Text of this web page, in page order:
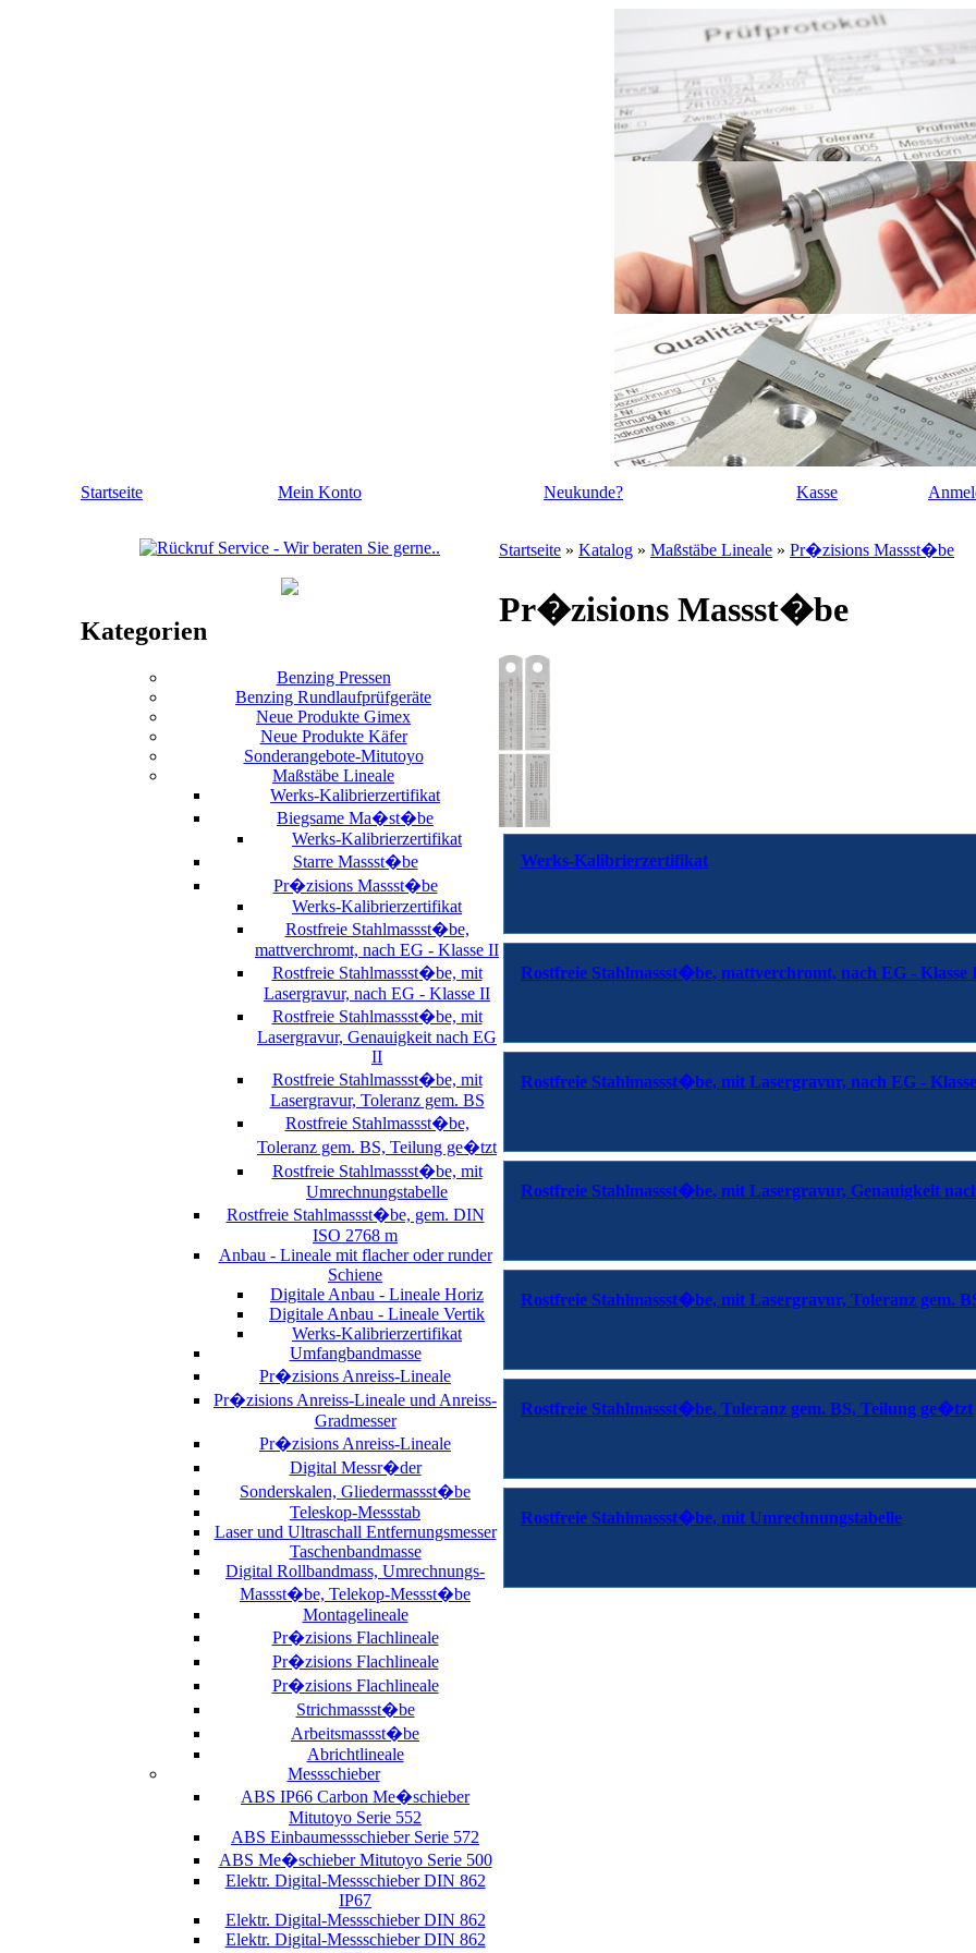
Startseite Mein Konto Neukunde? Kasse
Kategorien
Benzing Pressen
Benzing Rundlaufprüfgeräte
Neue Produkte Gimex
Neue Produkte Käfer
Sonderangebote-Mitutoyo
Maßstäbe Lineale
Werks-Kalibrierzertifikat
Biegsame Ma�st�be
Werks-Kalibrierzertifikat
Starre Massst�be
Pr�zisions Massst�be
Werks-Kalibrierzertifikat
Rostfreie Stahlmassst�be,
mattverchromt, nach EG - Klasse II
Rostfreie Stahlmassst�be, mit
Lasergravur, nach EG - Klasse II
Rostfreie Stahlmassst�be, mit
Lasergravur, Genauigkeit nach EG
II
Rostfreie Stahlmassst�be, mit
Lasergravur, Toleranz gem. BS
Rostfreie Stahlmassst�be,
Toleranz gem. BS, Teilung ge�tzt
Rostfreie Stahlmassst�be, mit
Umrechnungstabelle
Rostfreie Stahlmassst�be, gem. DIN
ISO 2768 m
Anbau - Lineale mit flacher oder runder
Schiene
Digitale Anbau - Lineale Horiz
Digitale Anbau - Lineale Vertik
Werks-Kalibrierzertifikat
Umfangbandmasse
Pr�zisions Anreiss-Lineale
Pr�zisions Anreiss-Lineale und Anreiss-
Gradmesser
Pr�zisions Anreiss-Lineale
Digital Messr�der
Sonderskalen, Gliedermassst�be
Teleskop-Messstab
Laser und Ultraschall Entfernungsmesser
Taschenbandmasse
Digital Rollbandmass, Umrechnungs-
Massst�be, Telekop-Messst�be
Montagelineale
Pr�zisions Flachlineale
Pr�zisions Flachlineale
Pr�zisions Flachlineale
Strichmassst�be
Arbeitsmassst�be
Abrichtlineale
Messschieber
ABS IP66 Carbon Me�schieber
Mitutoyo Serie 552
ABS Einbaumessschieber Serie 572
ABS Me�schieber Mitutoyo Serie 500
Elektr. Digital-Messschieber DIN 862
IP67
Elektr. Digital-Messschieber DIN 862
Elektr. Digital-Messschieber DIN 862
Startseite » Katalog » Maßstäbe Lineale » Pr�zisions Massst�be
Pr�zisions Massst�be
Werks-Kalibrierzertifikat
Rostfreie Stahlmassst�be, mattverchromt, nach EG - Klasse
Rostfreie Stahlmassst�be, mit Lasergravur, nach EG -
Rostfreie Stahlmassst�be, mit Lasergravur, Genauigkeit
Rostfreie Stahlmassst�be, mit Lasergravur, Toleranz gem.
Rostfreie Stahlmassst�be, Toleranz gem. BS, Teilung ge�tzt
Rostfreie Stahlmassst�be, mit Umrechnungstabelle